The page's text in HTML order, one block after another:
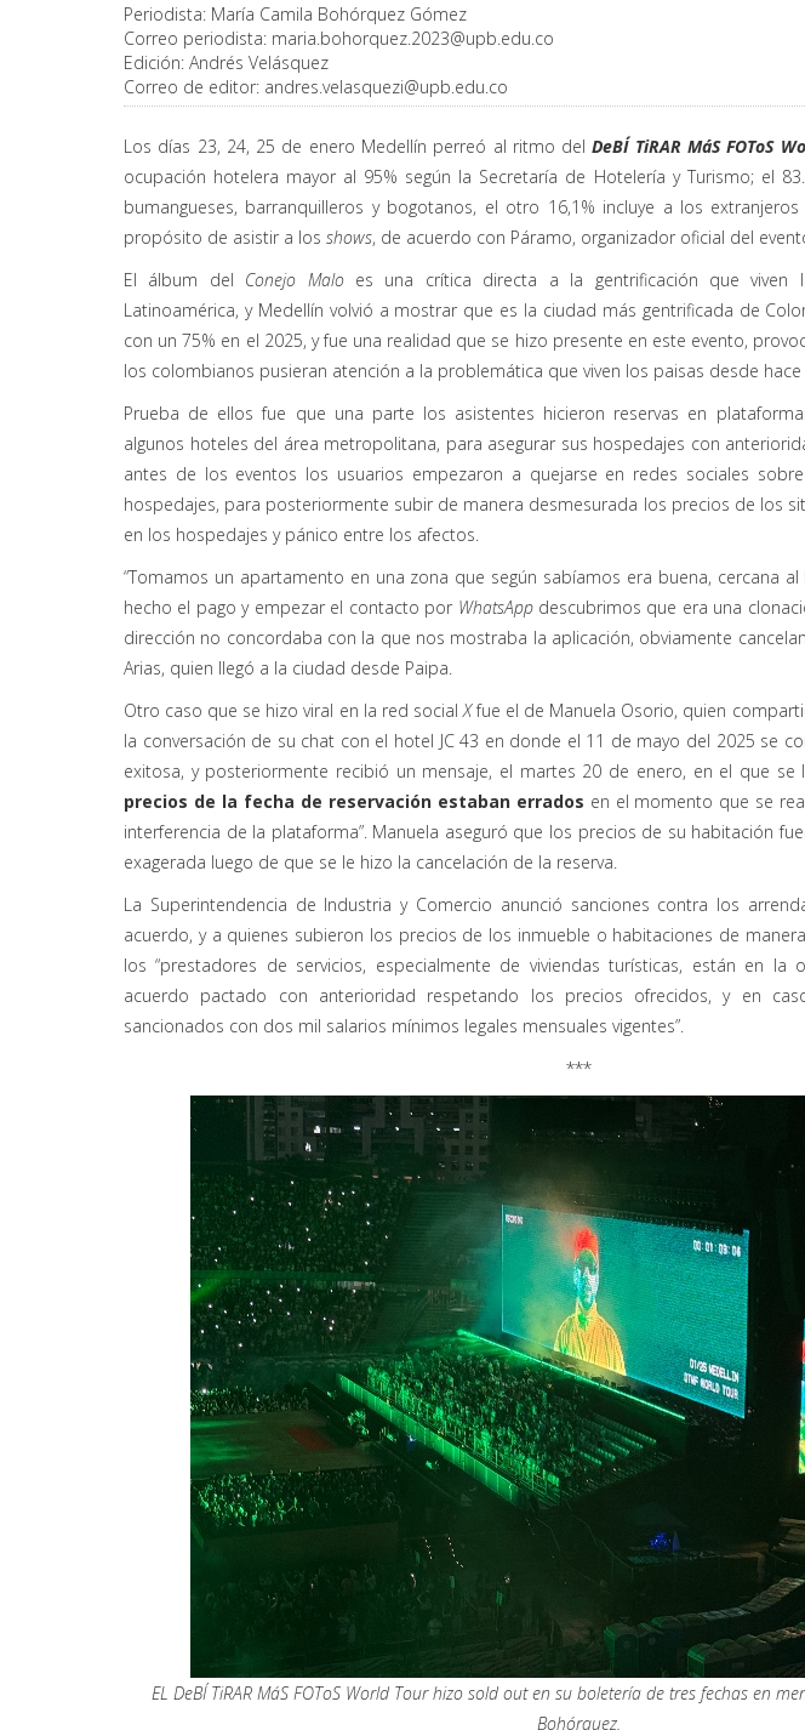
Periodista: María Camila Bohórquez Gómez
Correo periodista: maria.bohorquez.2023@upb.edu.co
Edición: Andrés Velásquez
Correo de editor: andres.velasquezi@upb.edu.co
Los días 23, 24, 25 de enero Medellín perreó al ritmo delDeBÍ TiRAR MáS FOToS
ocupación hotelera mayor al 95% según la Secretaría de Hotelería y Turismo; el
bumangueses, barranquilleros y bogotanos, el otro 16,1% incluye a los
propósito de asistir a los shows, de acuerdo con Páramo, organizador oficial del
El álbum del Conejo Maloes una crítica directa a la gentrificación que viven
Latinoamérica, y Medellín volvió a mostrar que es la ciudad más gentrificada de
con un 75% en el 2025, y fue una realidad que se hizo presente en este evento,
los colombianos pusieran atención a la problemática que viven los paisas desde hace
Prueba de ellos fue que una parte los asistentes hicieron reservas en
algunos hoteles del área metropolitana, para asegurar sus hospedajes con
antes de los eventos los usuarios empezaron a quejarse en redes sociales
hospedajes, para posteriormente subir de manera desmesurada los precios de los
en los hospedajes y pánico entre los afectos.
“Tomamos un apartamento en una zona que según sabíamos era buena, cercana
hecho el pago y empezar el contacto por WhatsAppdescubrimos que era una
dirección no concordaba con la que nos mostraba la aplicación, obviamente
Arias, quien llegó a la ciudad desde Paipa.
Otro caso que se hizo viral en la red social Xfue el de Manuela Osorio, quien
la conversación de su chat con el hotel JC 43 en donde el 11 de mayo del 2025 se
exitosa, y posteriormente recibió un mensaje, el martes 20 de enero, en el que se
precios de la fecha de reservación estaban errados en el momento que se
interferencia de la plataforma”. Manuela aseguró que los precios de su habitación
exagerada luego de que se le hizo la cancelación de la reserva.
La Superintendencia de Industria y Comercio anunció sanciones contra los
acuerdo, y a quienes subieron los precios de los inmueble o habitaciones de
los “prestadores de servicios, especialmente de viviendas turísticas, están en la
acuerdo pactado con anterioridad respetando los precios ofrecidos, y en
sancionados con dos mil salarios mínimos legales mensuales vigentes”.
***
EL DeBÍ TiRAR MáS FOToS World Tour hizo sold out en su boletería de tres fechas en
Bohórquez.